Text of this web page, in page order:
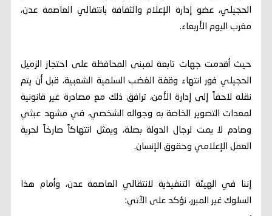
الحجيلي، عضو إدارة الإعلام والثقافة بانتقالي العاصمة عدن،
مغرب اليوم الأربعاء.
​حيث أقدمت جهات تابعة لمبنى المحافظة على احتجاز الزميل
الحجيلي فور انتهاء وقفة الغضب السلمية الشعبية، قبل أن يتم
نقله لاحقاً إلى إدارة الأمن، ترافق ذلك مع مصادرة غير قانونية
لمعدات التصوير الخاصة به وجواله الشخصي، في مشهد عبثي
وصادم لا يمت لرجال الدولة بصلة، ويمثل انتهاكاً صارخاً لحرية
العمل الإعلامي وحقوق الإنسان.
​إننا في الهيئة التنفيذية لانتقالي العاصمة عدن، وأمام هذا
السلوك غير المبرر، نؤكد على الآتي: